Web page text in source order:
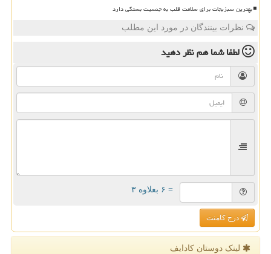
بهترین سبزیجات برای سلامت قلب به جنسیت بستگی دارد
نظرات بینندگان در مورد این مطلب
لطفا شما همنظر دهید
= ۶ بعلاوه ۳
درج کامنت
لینک دوستان كادایف